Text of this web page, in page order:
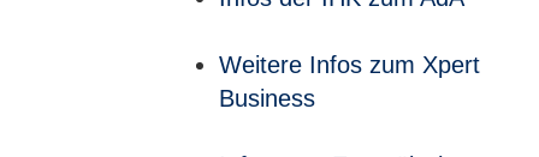
Weitere Infos zum Xpert
Business